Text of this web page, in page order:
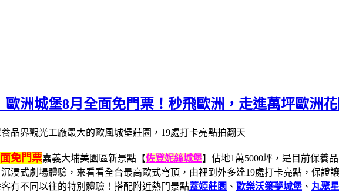
洲城堡8月全面免門票！秒飛歐洲，走進萬坪歐洲
免門票嘉義大埔美園區新景點【佐登妮絲城堡】佔地1萬5000坪，是目前保養
浸式劇場體驗，來看看全台最高歐式穹頂，由裡到外多達19處打卡亮點，保證
有不同以往的特別體驗！搭配附近熱門景點蓋婭莊園 、 歐樂沃築夢城堡 、 丸聚